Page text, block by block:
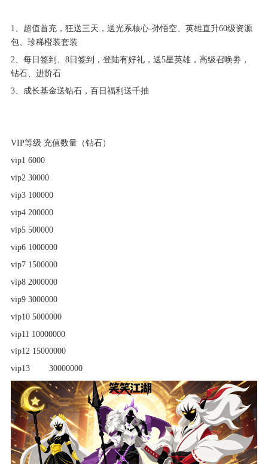
1、超值首充，狂送三天，送光系核心-孙悟空、英雄直升60级资源
包、珍稀橙装套装
2、每日签到、8日签到，登陆有好礼，送5星英雄，高级召唤劵，
钻石、进阶石
3、成长基金送钻石，百日福利送千抽
VIP等级 充值数量（钻石）
vip1 6000
vip2 30000
vip3 100000
vip4 200000
vip5 500000
vip6 1000000
vip7 1500000
vip8 2000000
vip9 3000000
vip10 5000000
vip11 10000000
vip12 15000000
vip13
30000000